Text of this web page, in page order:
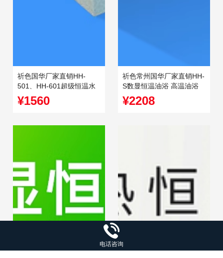
祈色国华厂家直销HH-
501、HH-601超级恒温水
浴锅
¥1560
祈色常州国华厂家直销HH-
S数显恒温油浴 高温油浴
锅
¥2208
电话咨询